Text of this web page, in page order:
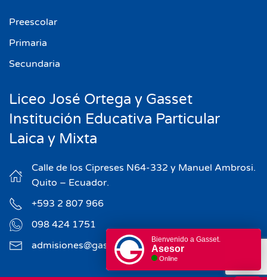
Preescolar
Primaria
Secundaria
Liceo José Ortega y Gasset
Institución Educativa Particular
Laica y Mixta
Calle de los Cipreses N64-332 y Manuel Ambrosi.
Quito – Ecuador.
+593 2 807 966
098 424 1751
admisiones@gasset.edu.ecBienvenido a Gasset.
Asesor
Online